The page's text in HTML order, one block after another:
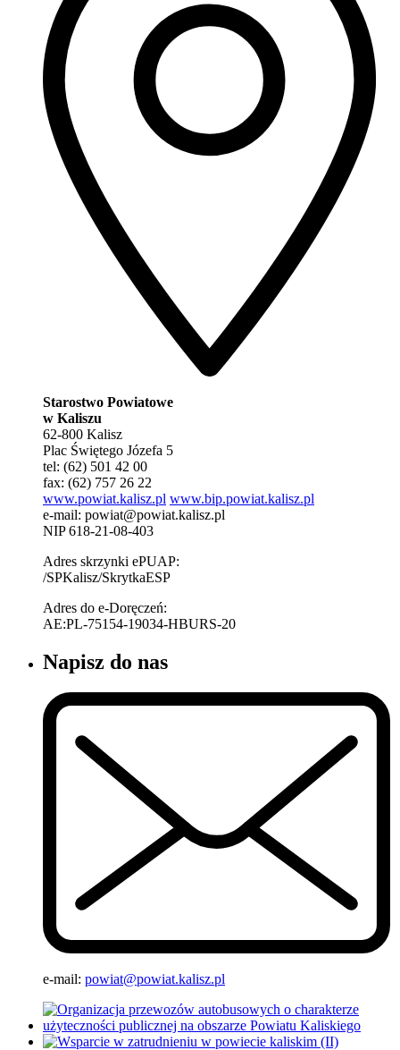
Starostwo Powiatowe
w Kaliszu
62-800 Kalisz
Plac Świętego Józefa 5
tel: (62) 501 42 00
fax: (62) 757 26 22
www.powiat.kalisz.pl www.bip.powiat.kalisz.pl
e-mail: powiat@powiat.kalisz.pl
NIP 618-21-08-403
Adres skrzynki ePUAP:
/SPKalisz/SkrytkaESP
Adres do e-Doręczeń:
AE:PL-75154-19034-HBURS-20
Napisz do nas
e-mail: powiat@powiat.kalisz.pl